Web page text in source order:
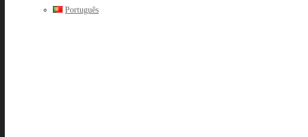
Português